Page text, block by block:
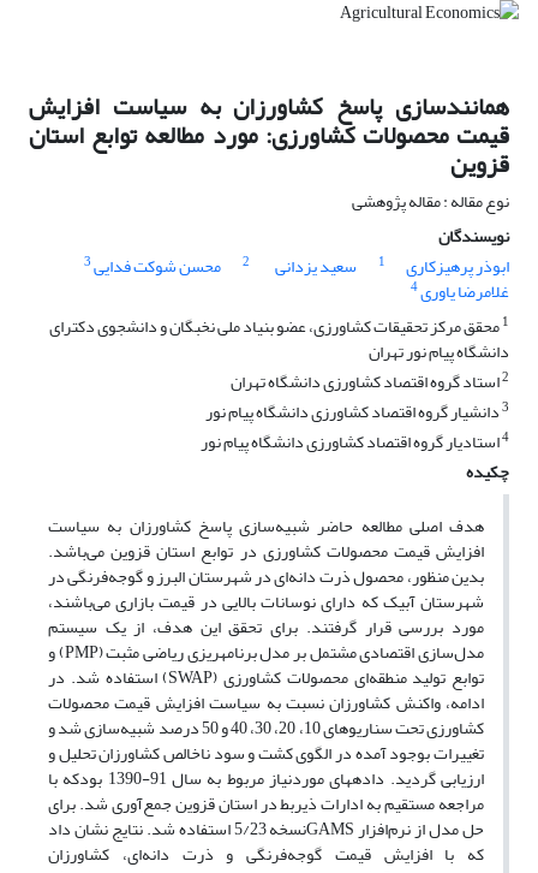
همانندسازی پاسخ کشاورزان به سیاست افزایش
قیمت محصولات کشاورزی: مورد مطالعه توابع استان
قزوین
نوع مقاله : مقاله پژوهشی
نویسندگان
ابوذر پرهیزکاری
1 سعید یزدانی 2 محسن شوکت فدایی3
غلامرضا یاوری4
1محقق مرکز تحقیقات کشاورزی، عضو بنیاد ملی نخبگان و دانشجوی دکترای
دانشگاه پیام نور تهران
2استاد گروه اقتصاد کشاورزی دانشگاه تهران
3دانشیار گروه اقتصاد کشاورزی دانشگاه پیام نور
4استادیار گروه اقتصاد کشاورزی دانشگاه پیام نور
چکیده
هدف اصلی مطالعه حاضر شبیه‌سازی پاسخ کشاورزان به سیاست
افزایش قیمت محصولات کشاورزی در توابع استان قزوین می‌باشد.
بدین منظور، محصول ذرت دانه‌ای در شهرستان البرز و گوجه‌‌فرنگی در
شهرستان آبیک که دارای نوسانات بالایی در قیمت بازاری می‌باشند،
مورد بررسی قرار گرفتند. برای تحقق این هدف، از یک سیستم
مدل‌سازی اقتصادی مشتمل بر مدل برنامهریزی ریاضی مثبت (PMP) و
توابع تولید منطقه‌ای محصولات کشاورزی (SWAP) استفاده شد. در
ادامه، واکنش کشاورزان نسبت به سیاست افزایش قیمت محصولات
کشاورزی تحت سناریوهای 10، 20، 30، 40 و 50 درصد شبیه‌سازی شد و
تغییرات بوجود آمده در الگوی کشت و سود ناخالص کشاورزان تحلیل و
ارزیابی گردید. دادههای موردنیاز مربوط به سال 91-1390 بودکه با
مراجعه مستقیم به ادارات ذیربط در استان قزوین جمع‌آوری شد. برای
حل مدل از نرم‌افزار GAMSنسخه 5/23 استفاده شد. نتایج نشان داد
که با افزایش قیمت گوجه‌فرنگی و ذرت دانه‌ای، کشاورزان